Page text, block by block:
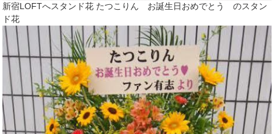
新宿LOFTへスタンド花 たつこりん お誕生日おめでとう のスタン
ド花